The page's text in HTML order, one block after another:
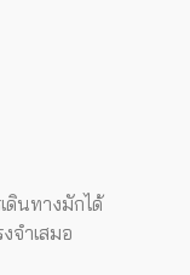
ดินทางมักได้
จำเสมอ